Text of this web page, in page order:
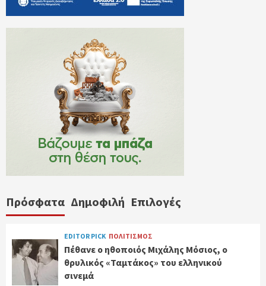
Πρόσφατα Δημοφιλή Επιλογές
EDITOR PICK ΠΟΛΙΤΙΣΜΟΣ
Πέθανε ο ηθοποιός Μιχάλης Μόσιος, ο
θρυλικός «Ταμτάκος» του ελληνικού
σινεμά